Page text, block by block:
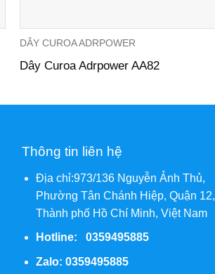
DÂY CUROA ADRPOWER
Dây Curoa Adrpower AA82
Thông tin liên hệ
Địa chỉ:973/136 Nguyễn Ảnh Thủ,
Phường Tân Chánh Hiệp, Quận 12,
Thành phố Hồ Chí Minh, Việt Nam
Hotline: 0359495885
Zalo: 0359495885